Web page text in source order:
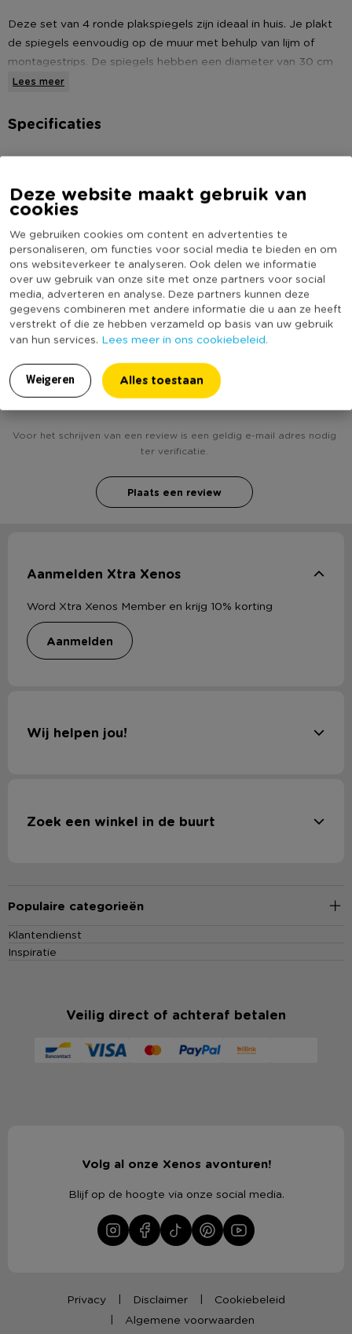
Deze website maakt gebruik van
cookies
We gebruiken cookies om content en advertenties te
personaliseren, om functies voor social media te bieden en om
ons websiteverkeer te analyseren. Ook delen we informatie
over uw gebruik van onze site met onze partners voor social
media, adverteren en analyse. Deze partners kunnen deze
gegevens combineren met andere informatie die u aan ze heeft
verstrekt of die ze hebben verzameld op basis van uw gebruik
van hun services. Lees meer in ons cookiebeleid.
Weigeren Alles toestaan
Deze set van 4 ronde plakspiegels zijn ideaal in huis. Je plakt
de spiegels eenvoudig op de muur met behulp van lijm of
montagestrips. De spiegels hebben een diameter van 30 cm
en zijn 2 mm dik.
* Plakspiegel rond
Lees meer
Specificaties
Artikelnummer
178065
Materiaal
Glas
Diameter (cm)
30
Vorm
Rond
Duurzaamheidsscore
(Nog) geen score
bekend
Heb jij Plakspiegel - 30 cm - set van 4? Schrijf een
review!
Voor het schrijven van een review is een geldig e-mail adres nodig
ter verificatie.
Plaats een review
Aanmelden Xtra Xenos
Word Xtra Xenos Member en krijg 10% korting
aanmelden
Wij helpen jou!
Zoek een winkel in de buurt
Populaire categorieën
Klantendienst
Inspiratie
Veilig direct of achteraf betalen
Volg al onze Xenos avonturen!
Blijf op de hoogte via onze social media.
Privacy Disclaimer
Cookiebeleid
Algemene voorwaarden